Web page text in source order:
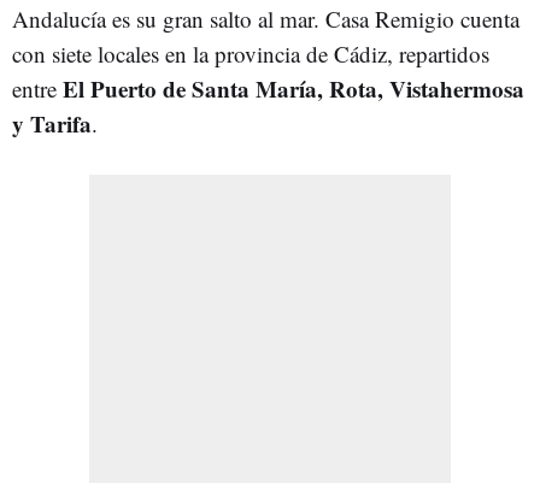
Andalucía es su gran salto al mar. Casa Remigio cuenta
con siete locales en la provincia de Cádiz, repartidos
entre El Puerto de Santa María, Rota, Vistahermosa
y Tarifa.